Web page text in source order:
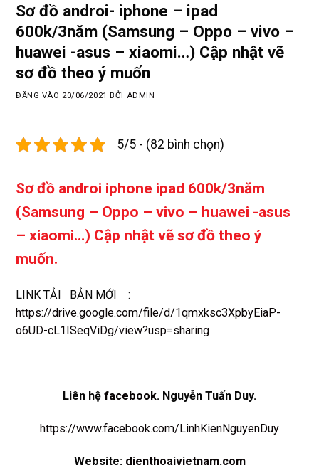
Sơ đồ androi- iphone – ipad
600k/3năm (Samsung – Oppo – vivo –
huawei -asus – xiaomi…) Cập nhật vẽ
sơ đồ theo ý muốn
ĐĂNG VÀO 20/06/2021 BỞI ADMIN
5/5 - (82 bình chọn)
Sơ đồ androi iphone ipad 600k/3năm
(Samsung – Oppo – vivo – huawei -asus
– xiaomi…) Cập nhật vẽ sơ đồ theo ý
muốn.
LINK TẢI BẢN MỚI :
https://drive.google.com/file/d/1qmxksc3XpbyEiaP-
o6UD-cL1ISeqViDg/view?usp=sharing
Liên hệ facebook. Nguyễn Tuấn Duy.
https://www.facebook.com/LinhKienNguyenDuy
Website:dienthoaivietnam.com